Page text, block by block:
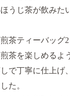
うじ茶が飲みた
茶ティーバッグ
茶を楽しめるよ
で丁寧に仕上げ
た。